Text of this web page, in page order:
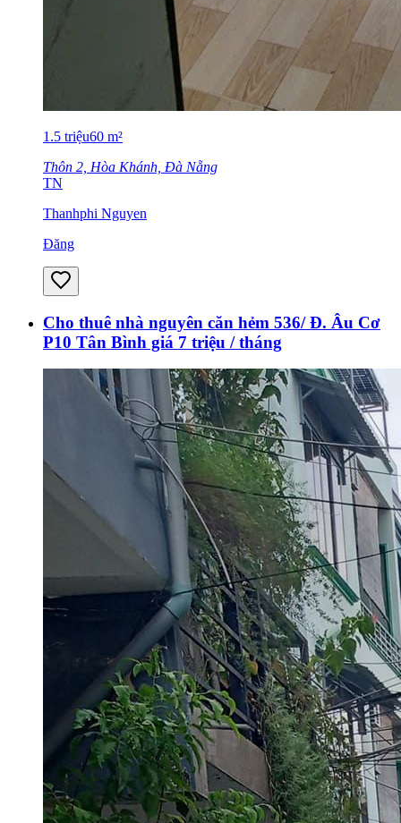
1.5 triệu60 m²
Thôn 2, Hòa Khánh, Đà Nẵng
TN
Thanhphi Nguyen
Đăng
Cho thuê nhà nguyên căn hẻm 536/ Đ. Âu Cơ
P10 Tân Bình giá 7 triệu / tháng